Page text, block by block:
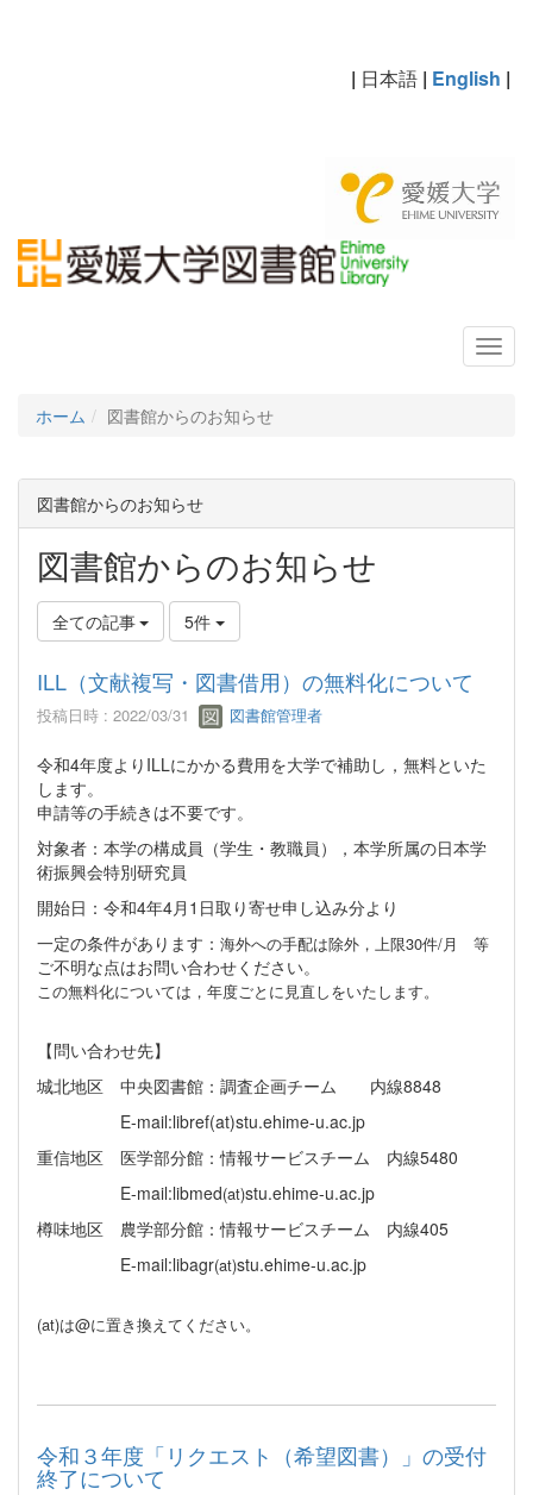
| 日本語 | English |
ホーム 図書館からのお知らせ
図書館からのお知らせ
図書館からのお知らせ
全ての記事 5件
ILL（文献複写・図書借用）の無料化について
投稿日時 : 2022/03/31 図書館管理者
令和4年度より ILLにかかる費用を大学で補助し，無料といた
します。
申請等の手続きは不要です。
対象者：本学の構成員（学生・教職員），本学所属の日本学
術振興会特別研究員
開始日：令和4年4月 1 日取り寄せ申し込み分より
一定の条件があります： 海外への手配は除外，上限30件/月 等
ご不明な点はお問い合わせください。
この無料化については，年度ごとに見直しをいたします。
【問い合わせ先】
城北地区 中央図書館：調査企画チーム 内線8848
E-mail:libref(at)stu.ehime-u.ac.jp
重信地区 医学部分館：情報サービスチーム 内線5480
E-mail:libmed(at)stu.ehime-u.ac.jp
樽味地区 農学部分館：情報サービスチーム 内線405
E-mail:libagr(at)stu.ehime-u.ac.jp
(at)は@に置き換えてください。
令和３年度「リクエスト（希望図書）」の受付
終了について